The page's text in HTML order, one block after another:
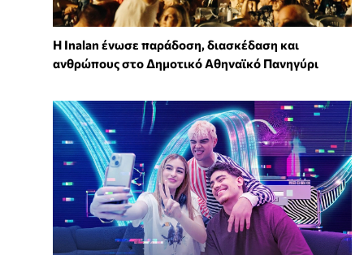
Η Inalan ένωσε παράδοση, διασκέδαση και
ανθρώπους στο Δημοτικό Αθηναϊκό Πανηγύρι